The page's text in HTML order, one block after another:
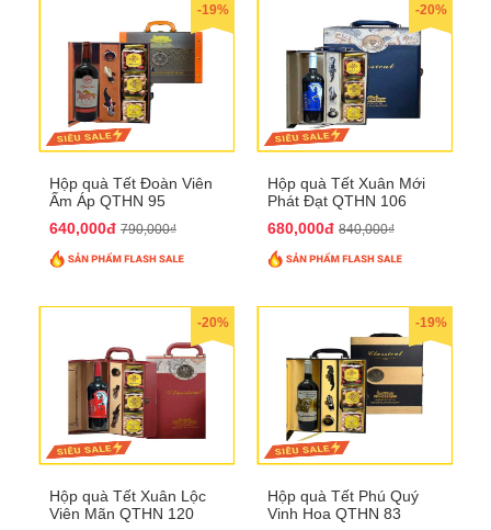
-19%
Hộp quà Tết Đoàn Viên
Ấm Áp QTHN 95
640,000đ 790,000₫
-20%
Hộp quà Tết Xuân Mới
Phát Đạt QTHN 106
680,000đ 840,000₫
-20%
Hộp quà Tết Xuân Lộc
Viên Mãn QTHN 120
-19%
Hộp quà Tết Phú Quý
Vinh Hoa QTHN 83